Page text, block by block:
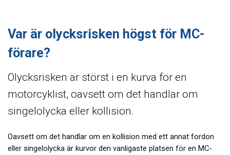
Var är olycksrisken högst för MC-
förare?
Olycksrisken är störst i en kurva för en
motorcyklist, oavsett om det handlar om
singelolycka eller kollision.
Oavsett om det handlar om en kollision med ett annat fordon
eller singelolycka är kurvor den vanligaste platsen för en MC-